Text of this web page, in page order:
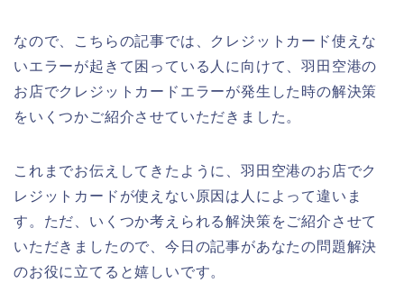
なので、こちらの記事では、クレジットカード使えな
いエラーが起きて困っている人に向けて、羽田空港の
お店でクレジットカードエラーが発生した時の解決策
をいくつかご紹介させていただきました。
これまでお伝えしてきたように、羽田空港のお店でク
レジットカードが使えない原因は人によって違いま
す。ただ、いくつか考えられる解決策をご紹介させて
いただきましたので、今日の記事があなたの問題解決
のお役に立てると嬉しいです。